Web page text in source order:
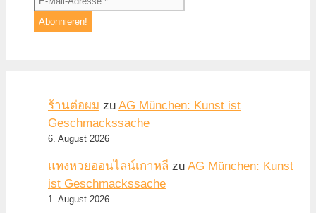
ร้านต่อผม zu AG München: Kunst ist
Geschmackssache
6. August 2026
แทงหวยออนไลน์เกาหลี zu AG München: Kunst
ist Geschmackssache
1. August 2026